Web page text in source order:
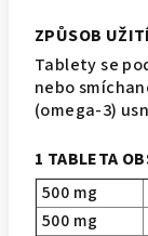
ZPŮSOB
Tablety se
nebo
(omega-3)
1 TABLETA
500 mg
500 mg